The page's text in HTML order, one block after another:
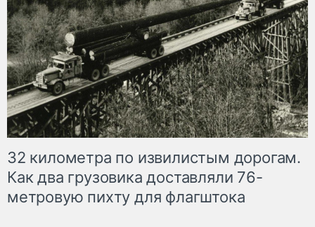
32 километра по извилистым дорогам.
Как два грузовика доставляли 76-
метровую пихту для флагштока